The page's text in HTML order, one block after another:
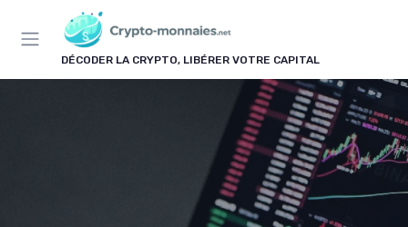
DÉCODER LA CRYPTO, LIBÉRER VOTRE CAPITAL
Panneau de gestion des cookies